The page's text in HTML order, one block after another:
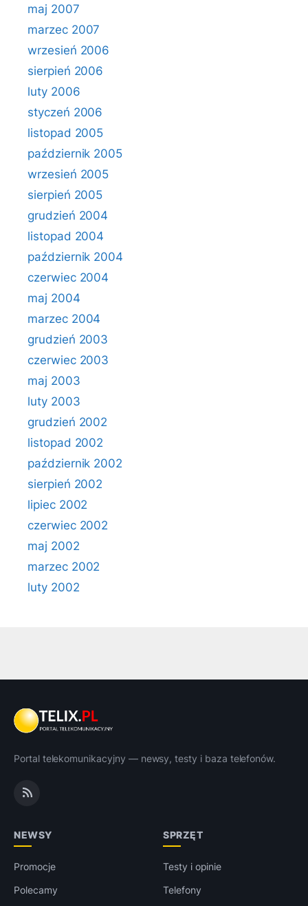
maj 2007
marzec 2007
wrzesień 2006
sierpień 2006
luty 2006
styczeń 2006
listopad 2005
październik 2005
wrzesień 2005
sierpień 2005
grudzień 2004
listopad 2004
październik 2004
czerwiec 2004
maj 2004
marzec 2004
grudzień 2003
czerwiec 2003
maj 2003
luty 2003
grudzień 2002
listopad 2002
październik 2002
sierpień 2002
lipiec 2002
czerwiec 2002
maj 2002
marzec 2002
luty 2002
Portal telekomunikacyjny — newsy, testy i baza telefonów.
NEWSY
Promocje
Polecamy
SPRZĘT
Testy i opinie
Telefony